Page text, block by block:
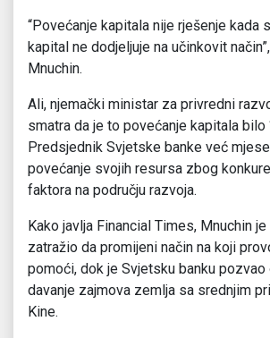
“Povećanje kapitala nije rješenje kada
kapital ne dodjeljuje na učinkovit
Mnuchin.
Ali, njemački ministar za privredni
smatra da je to povećanje kapitala bilo
Predsjednik Svjetske banke već
povećanje svojih resursa zbog
faktora na području razvoja.
Kako javlja Financial Times, Mnuchin
zatražio da promijeni način na koji
pomoći, dok je Svjetsku banku
davanje zajmova zemlja sa srednjim
Kine.